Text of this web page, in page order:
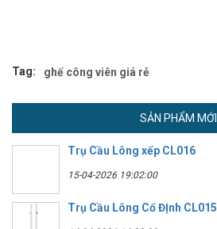
Tag: ghế công viên giá rẻ
SẢN PHẨM MỚI
Trụ Cầu Lông xếp CL016
15-04-2026 19:02:00
Trụ Cầu Lông Cố ĐỊnh CL015